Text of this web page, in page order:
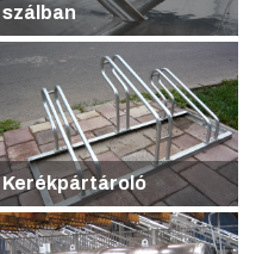
szálban
Kerékpártároló